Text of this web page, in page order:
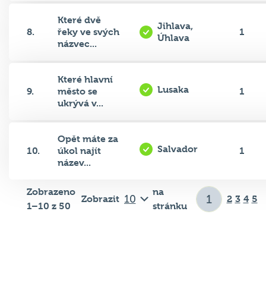
8.
Které dvě
řeky ve svých
názvec...
Jihlava,
Úhlava
1
9.
Které hlavní
město se
ukrývá v...
Lusaka 1
10.
Opět máte za
úkol najít
název...
Salvador 1
Zobrazeno
1–10 z 50
Zobrazit
na
stránku
2 3 4 5